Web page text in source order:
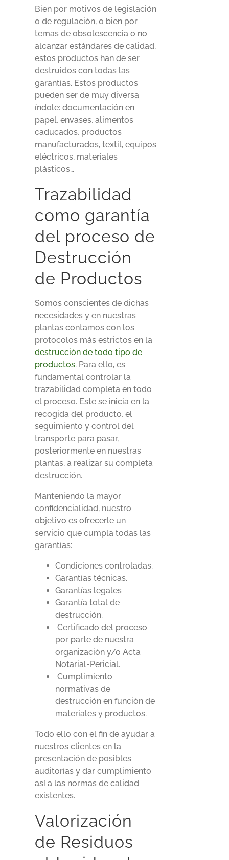
Bien por motivos de legislación
o de regulación, o bien por
temas de obsolescencia o no
alcanzar estándares de calidad,
estos productos han de ser
destruidos con todas las
garantías. Estos productos
pueden ser de muy diversa
índole: documentación en
papel, envases, alimentos
caducados, productos
manufacturados, textil, equipos
eléctricos, materiales
plásticos…
Trazabilidad
como garantía
del proceso de
Destrucción
de Productos
Somos conscientes de dichas
necesidades y en nuestras
plantas contamos con los
protocolos más estrictos en la
destrucción de todo tipo de
productos. Para ello, es
fundamental controlar la
trazabilidad completa en todo
el proceso. Este se inicia en la
recogida del producto, el
seguimiento y control del
transporte para pasar,
posteriormente en nuestras
plantas, a realizar su completa
destrucción.
Manteniendo la mayor
confidencialidad, nuestro
objetivo es ofrecerle un
servicio que cumpla todas las
garantías:
Condiciones controladas.
Garantías técnicas.
Garantías legales
Garantía total de
destrucción.
Certificado del proceso
por parte de nuestra
organización y/o Acta
Notarial-Pericial.
Cumplimiento
normativas de
destrucción en función de
materiales y productos.
Todo ello con el fin de ayudar a
nuestros clientes en la
presentación de posibles
auditorías y dar cumplimiento
así a las normas de calidad
existentes.
Valorización
de Residuos